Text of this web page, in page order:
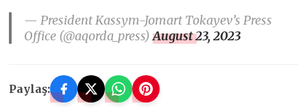
— President Kassym-Jomart Tokayev’s Press
Office (@aqorda_press)August 23, 2023
Paylaş: